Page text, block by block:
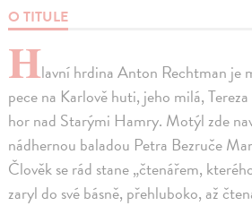
O TITULE
Hlavní hrdina Anton Rechtman je
pece na Karlově huti, jeho milá,
hor nad Starými Hamry. Motýl zde
nádhernou baladou Petra Bezruče
Člověk se rád stane „čtenářem,
zaryl do své básně, přehluboko, až